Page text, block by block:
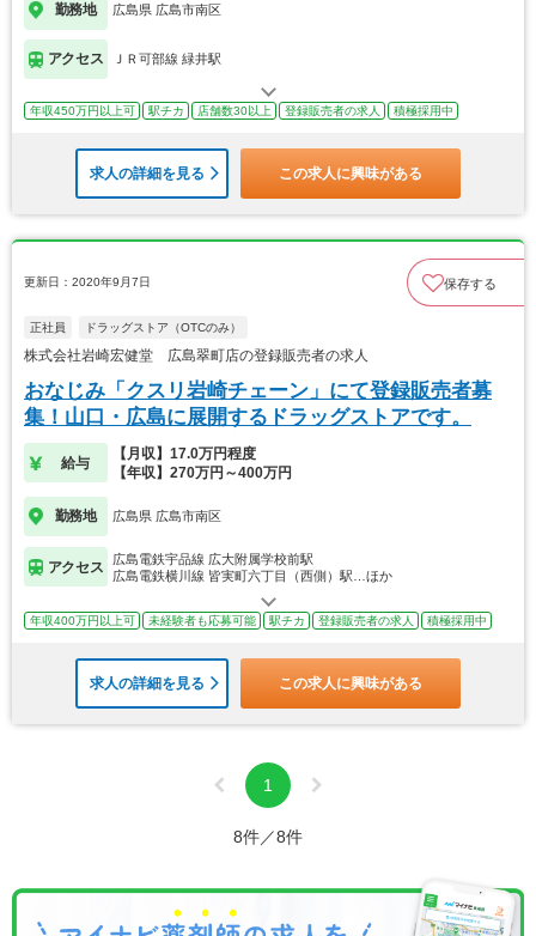
勤務地 広島県 広島市南区
アクセス ＪＲ可部線 緑井駅
年収450万円以上可 駅チカ 店舗数30以上 登録販売者の求人 積極採用中
求人の詳細を見る この求人に興味がある
更新日：2020年9月7日 保存する
正社員 ドラッグストア（OTCのみ）
株式会社岩崎宏健堂 広島翠町店の登録販売者の求人
おなじみ「クスリ岩崎チェーン」にて登録販売者募
集！山口・広島に展開するドラッグストアです。
給与
【月収】17.0万円程度
【年収】270万円～400万円
勤務地 広島県 広島市南区
アクセス
広島電鉄宇品線 広大附属学校前駅
広島電鉄横川線 皆実町六丁目（西側）駅…ほか
年収400万円以上可 未経験者も応募可能 駅チカ 登録販売者の求人 積極採用中
求人の詳細を見る この求人に興味がある
1
8件／8件